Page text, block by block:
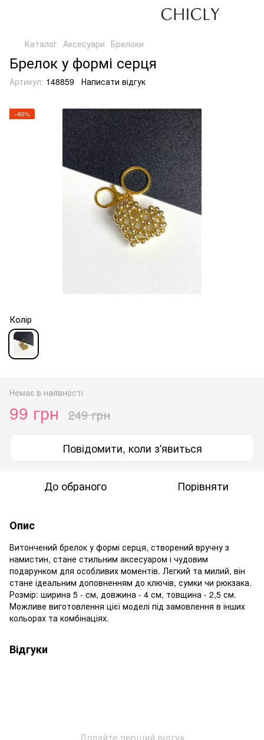
Каталог Аксесуари Брелоки
Брелок у формі серця
Артикул: 148859 Написати відгук
−60%
Колір
Немає в наявності
99 грн 249 грн
Повідомити, коли з'явиться
До обраного Порівняти
Опис
Витончений брелок у формі серця, створений вручну з
намистин, стане стильним аксесуаром і чудовим
подарунком для особливих моментів. Легкий та милий, він
стане ідеальним доповненням до ключів, сумки чи рюкзака.
Розмір: ширина 5 - см, довжина - 4 см, товщина - 2,5 см.
Можливе виготовлення цієї моделі під замовлення в інших
кольорах та комбінаціях.
Відгуки
Додайте перший відгук